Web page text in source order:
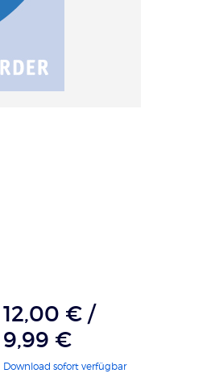
12,00 € /
9,99 €
Download sofort verfügbar